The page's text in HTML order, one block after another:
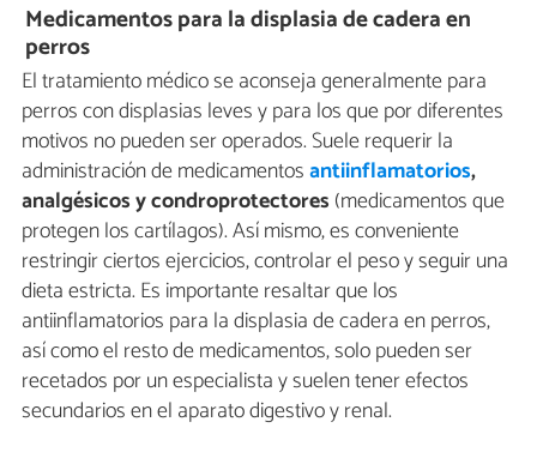
Medicamentos para la displasia de cadera en
perros
El tratamiento médico se aconseja generalmente para
perros con displasias leves y para los que por diferentes
motivos no pueden ser operados. Suele requerir la
administración de medicamentosantiinflamatorios,
analgésicos y condroprotectores (medicamentos que
protegen los cartílagos). Así mismo, es conveniente
restringir ciertos ejercicios, controlar el peso y seguir una
dieta estricta. Es importante resaltar que los
antiinflamatorios para la displasia de cadera en perros,
así como el resto de medicamentos, solo pueden ser
recetados por un especialista y suelen tener efectos
secundarios en el aparato digestivo y renal.